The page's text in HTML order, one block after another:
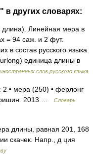
в других словарях:
длина). Линейная мера в
= 94 саж. и 2 фут.
в состав русского языка.
единица длины в
слов русского языка
• мера (250) • ферлонг
2013 …
Словарь
длины, равная 201, 168
скачек. Напр., д ция